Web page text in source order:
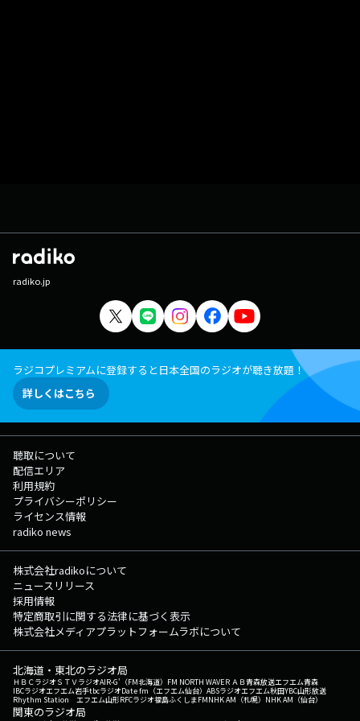
radiko.jp
ラジコプレミアムに登録すると日本全国のラジオが聴き放題！
詳しくはこちら
聴取について
配信エリア
利用規約
プライバシーポリシー
ライセンス情報
radiko news
株式会社radikoについて
ニュースリリース
採用情報
特定商取引に関する法律に基づく表示
株式会社メディアプラットフォームラボについて
北海道・東北のラジオ局
ＨＢＣラジオＳＴＶラジオAIR-G'（FM北海道） FM NORTH WAVEＲＡＢ青森放送エフエム青森
IBCラジオエフエム岩手tbcラジオDate fm（エフエム仙台） ABSラジオエフエム秋田YBC山形放送
Rhythm Station エフエム山形RFCラジオ福島ふくしまFMNHK AM（札幌） NHK AM（仙台）
関東のラジオ局